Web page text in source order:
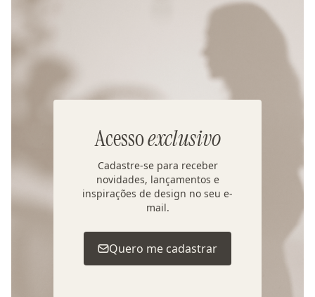
Acessoexclusivo
Cadastre-se para receber
novidades, lançamentos e
inspirações de design no seu e-
mail.
Quero me cadastrar